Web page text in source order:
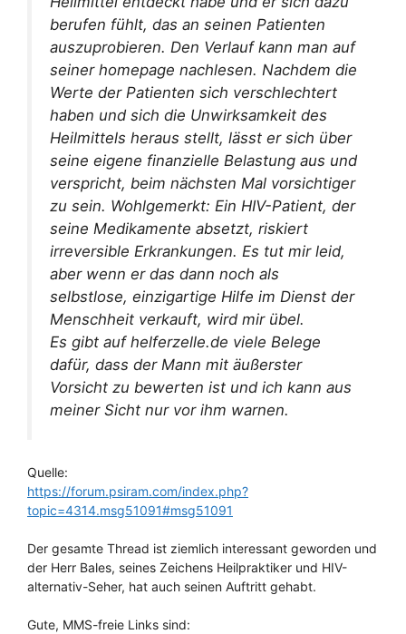
berufen fühlt, das an seinen Patienten
auszuprobieren. Den Verlauf kann man auf
seiner homepage nachlesen. Nachdem die
Werte der Patienten sich verschlechtert
haben und sich die Unwirksamkeit des
Heilmittels heraus stellt, lässt er sich über
seine eigene finanzielle Belastung aus und
verspricht, beim nächsten Mal vorsichtiger
zu sein. Wohlgemerkt: Ein HIV-Patient, der
seine Medikamente absetzt, riskiert
irreversible Erkrankungen. Es tut mir leid,
aber wenn er das dann noch als
selbstlose, einzigartige Hilfe im Dienst der
Menschheit verkauft, wird mir übel.
Es gibt auf helferzelle.de viele Belege
dafür, dass der Mann mit äußerster
Vorsicht zu bewerten ist und ich kann aus
meiner Sicht nur vor ihm warnen.
Quelle:
https://forum.psiram.com/index.php?
topic=4314.msg51091#msg51091
Der gesamte Thread ist ziemlich interessant geworden und
der Herr Bales, seines Zeichens Heilpraktiker und HIV-
alternativ-Seher, hat auch seinen Auftritt gehabt.
Gute, MMS-freie Links sind: